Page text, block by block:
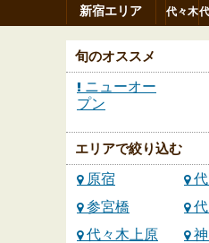
新宿エリア
ア
原宿 代々木参宮橋
代々木
八幡
旬のオススメ
ニューオー
プン
エリアで絞り込む
原宿
代
参宮橋
代
代々木上原
神